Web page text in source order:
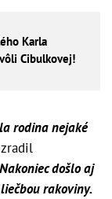
Karla
Cibulkovej!
rodina nejaké
došlo aj
rakoviny.